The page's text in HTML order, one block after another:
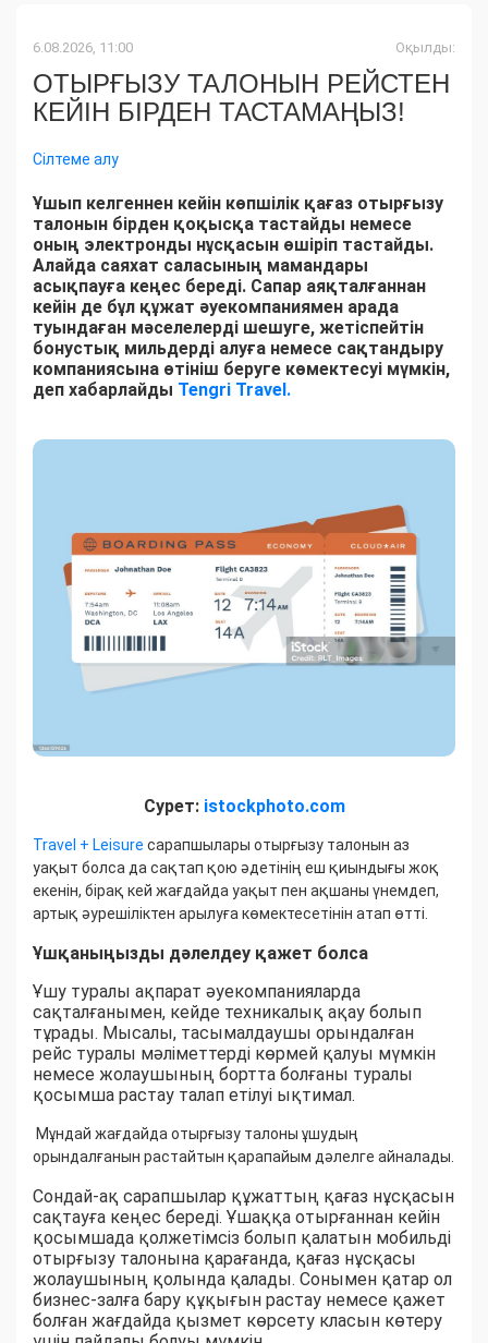
6.08.2026, 11:00 Оқылды:
ОТЫРҒЫЗУ ТАЛОНЫН РЕЙСТЕН
КЕЙІН БІРДЕН ТАСТАМАҢЫЗ!
Сілтеме алу
Ұшып келгеннен кейін көпшілік қағаз отырғызу
талонын бірден қоқысқа тастайды немесе
оның электронды нұсқасын өшіріп тастайды.
Алайда саяхат саласының мамандары
асықпауға кеңес береді. Сапар аяқталғаннан
кейін де бұл құжат әуекомпаниямен арада
туындаған мәселелерді шешуге, жетіспейтін
бонустық мильдерді алуға немесе сақтандыру
компаниясына өтініш беруге көмектесуі мүмкін,
деп хабарлайды Tengri Travel.
Сурет: istockphoto.com
Travel + Leisure сарапшылары отырғызу талонын аз
уақыт болса да сақтап қою әдетінің еш қиындығы жоқ
екенін, бірақ кей жағдайда уақыт пен ақшаны үнемдеп,
артық әурешіліктен арылуға көмектесетінін атап өтті.
Ұшқаныңызды дәлелдеу қажет болса
Ұшу туралы ақпарат әуекомпанияларда
сақталғанымен, кейде техникалық ақау болып
тұрады. Мысалы, тасымалдаушы орындалған
рейс туралы мәліметтерді көрмей қалуы мүмкін
немесе жолаушының бортта болғаны туралы
қосымша растау талап етілуі ықтимал.
Мұндай жағдайда отырғызу талоны ұшудың
орындалғанын растайтын қарапайым дәлелге айналады.
Сондай-ақ сарапшылар құжаттың қағаз нұсқасын
сақтауға кеңес береді. Ұшаққа отырғаннан кейін
қосымшада қолжетімсіз болып қалатын мобильді
отырғызу талонына қарағанда, қағаз нұсқасы
жолаушының қолында қалады. Сонымен қатар ол
бизнес-залға бару құқығын растау немесе қажет
болған жағдайда қызмет көрсету класын көтеру